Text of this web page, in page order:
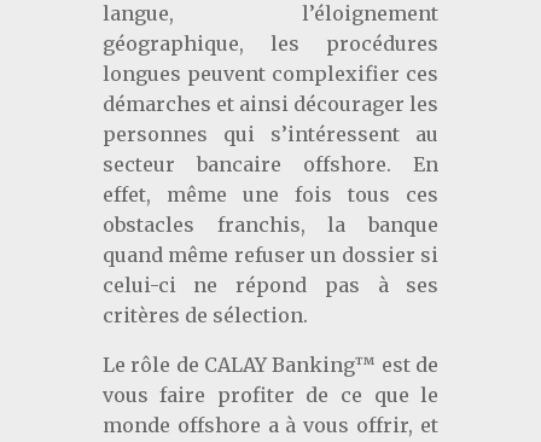
langue, l’éloignement
géographique, les procédures
longues peuvent complexifier ces
démarches et ainsi décourager les
personnes qui s’intéressent au
secteur bancaire offshore. En
effet, même une fois tous ces
obstacles franchis, la banque
quand même refuser un dossier si
celui-ci ne répond pas à ses
critères de sélection.
Le rôle de CALAY Banking™ est de
vous faire profiter de ce que le
monde offshore a à vous offrir, et